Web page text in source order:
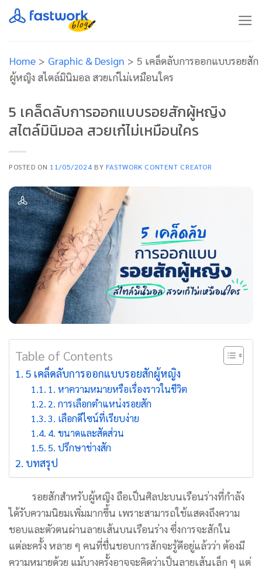
Skip
to
Home > Graphic & Design > 5 เคล็ดลับการออกแบบรอยสัก
ผู้หญิง สไตล์มินิมอล สวยเก๋ไม่เหมือนใคร
5 เคล็ดลับการออกแบบรอยสักผู้หญิง
สไตล์มินิมอล สวยเก๋ไม่เหมือนใคร
POSTED ON 11/05/2024 BY FASTWORK CONTENT CREATOR
Table of Contents
5 เคล็ดลับการออกแบบรอยสักผู้หญิง
1. หาความหมายหรือเรื่องราวในชีวิต
2. การเลือกตำแหน่งรอยสัก
3. เลือกดีไซน์ที่เรียบง่าย
4. ขนาดและสัดส่วน
5. ปรึกษาช่างสัก
บทสรุป
รอยสักสำหรับผู้หญิง ถือเป็นศิลปะบนเรือนร่างที่กำลัง
ได้รับความนิยมเพิ่มมากขึ้น เพราะสามารถใช้แสดงถึงความ
ชอบและตัวตนผ่านลายเส้นบนเรือนร่าง ซึ่งการจะสักใน
แต่ละครั้ง หลาย ๆ คนที่ชื่นชอบการสักจะรู้ดีอยู่แล้วว่า ต้องมี
ความหมายด้วย แม้บางครั้งอาจจะคิดว่าเป็นลายเส้นเล็ก ๆ แต่